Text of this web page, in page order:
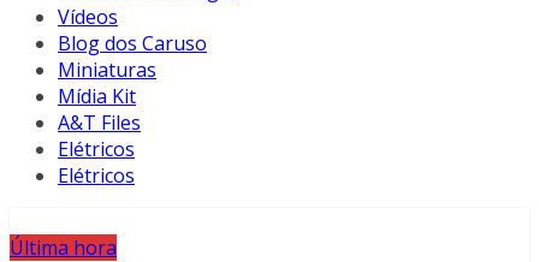
Vídeos
Blog dos Caruso
Miniaturas
Mídia Kit
A&T Files
Elétricos
Elétricos
Última hora